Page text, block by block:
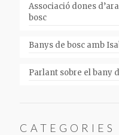
Associació dones
bosc
Banys de bosc amb
Parlant sobre el bany
CATEGORIES